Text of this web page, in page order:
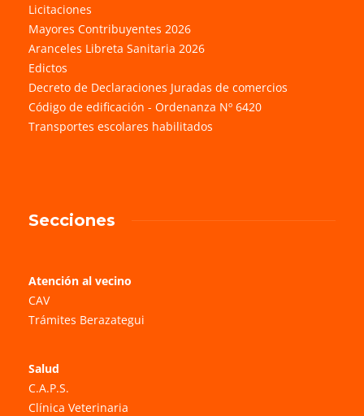
Licitaciones
Mayores Contribuyentes 2026
Aranceles Libreta Sanitaria 2026
Edictos
Decreto de Declaraciones Juradas de comercios
Código de edificación - Ordenanza Nº 6420
Transportes escolares habilitados
Secciones
Atención al vecino
CAV
Trámites Berazategui
Salud
C.A.P.S.
Clínica Veterinaria